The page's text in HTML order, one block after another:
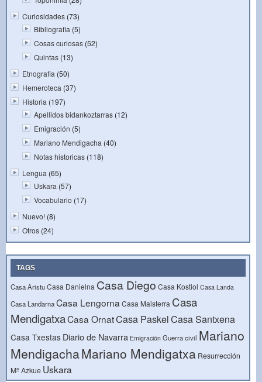
Curiosidades (73)
Bibliografia (5)
Cosas curiosas (52)
Quintas (13)
Etnografia (50)
Hemeroteca (37)
Historia (197)
Apellidos bidankoztarras (12)
Emigración (5)
Mariano Mendigacha (40)
Notas historicas (118)
Lengua (65)
Uskara (57)
Vocabulario (17)
Nuevo! (8)
Otros (24)
TAGS
Casa AristuCasa Danielna Casa Diego Casa Kostiol Casa Landa
Casa LandarnaCasa Lengorna Casa Maisterra Casa
MendigatxaCasa OrnatCasa PaskelCasa Santxena
Casa Txestas Diario de Navarra Emigración Guerra civil Mariano
MendigachaMariano Mendigatxa Resurrección
Mª Azkue Uskara